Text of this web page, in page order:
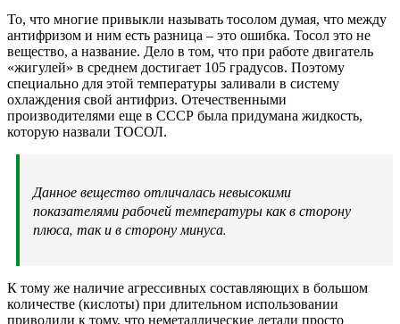
То, что многие привыкли называть тосолом думая, что между
антифризом и ним есть разница – это ошибка. Тосол это не
вещество, а название. Дело в том, что при работе двигатель
«жигулей» в среднем достигает 105 градусов. Поэтому
специально для этой температуры заливали в систему
охлаждения свой антифриз. Отечественными
производителями еще в СССР была придумана жидкость,
которую назвали ТОСОЛ.
Данное вещество отличалась невысокими
показателями рабочей температуры как в сторону
плюса, так и в сторону минуса.
К тому же наличие агрессивных составляющих в большом
количестве (кислоты) при длительном использовании
приводили к тому, что неметаллические детали просто